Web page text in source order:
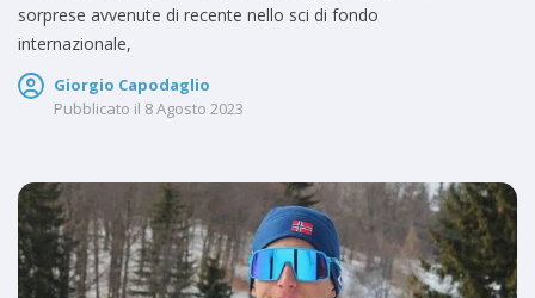
sorprese avvenute di recente nello sci di fondo
internazionale,
Giorgio Capodaglio
Pubblicato il 8 Agosto 2023